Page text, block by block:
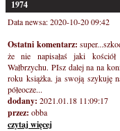
1974
Data newsa: 2020-10-20 09:42
Ostatni komentarz:
że nie napisałaś jaki
Wałbrzychu. PIsz dalej na na
roku książka. ja swoją szykuję
półeocze...
dodany: 2021.01.18 11:09:17
przez: obba
czytaj więcej